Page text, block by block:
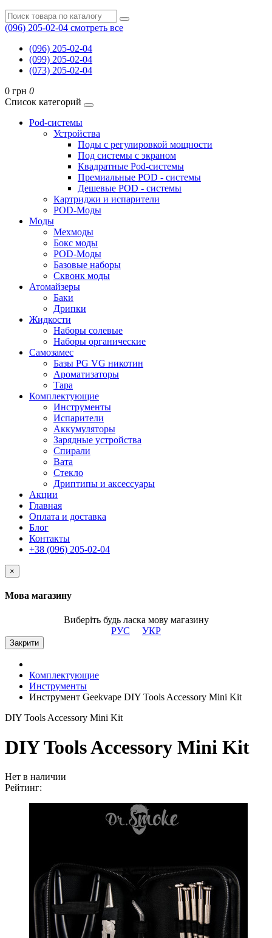
(096) 205-02-04 смотреть все
(096) 205-02-04
(099) 205-02-04
(073) 205-02-04
0 грн 0
Список категорий
Pod-системы
Устройства
Поды с регулировкой мощности
Под системы с экраном
Квадратные Pod-системы
Премиальные POD - системы
Дешевые POD - системы
Картриджи и испарители
POD-Моды
Моды
Мехмоды
Бокс моды
POD-Моды
Базовые наборы
Сквонк моды
Атомайзеры
Баки
Дрипки
Жидкости
Наборы солевые
Наборы органические
Самозамес
Базы PG VG никотин
Ароматизаторы
Тара
Комплектующие
Инструменты
Испарители
Аккумуляторы
Зарядные устройства
Спирали
Вата
Стекло
Дриптипы и аксессуары
Акции
Главная
Оплата и доставка
Блог
Контакты
+38 (096) 205-02-04
×
Мова магазину
Виберіть будь ласка мову магазину
РУС
УКР
Закрити
Комплектующие
Инструменты
Инструмент Geekvape DIY Tools Accessory Mini Kit
DIY Tools Accessory Mini Kit
DIY Tools Accessory Mini Kit
Нет в наличии
Рейтинг: